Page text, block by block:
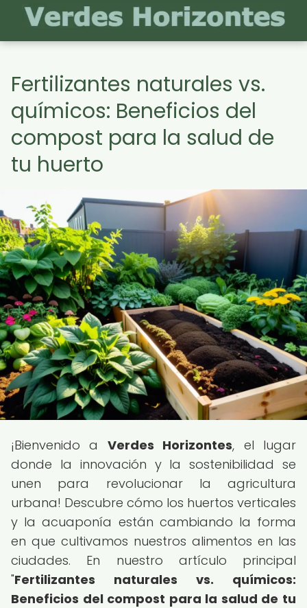
Fertilizantes naturales vs.
químicos: Beneficios del
compost para la salud de
tu huerto
¡Bienvenido a Verdes Horizontes, el lugar
donde la innovación y la sostenibilidad se
unen para revolucionar la agricultura
urbana! Descubre cómo los huertos verticales
y la acuaponía están cambiando la forma
en que cultivamos nuestros alimentos en las
ciudades. En nuestro artículo principal
"Fertilizantes naturales vs. químicos:
Beneficios del compost para la salud de tu